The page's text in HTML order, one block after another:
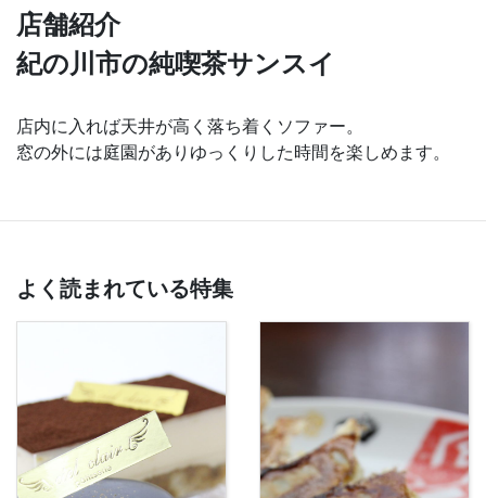
店舗紹介
紀の川市の純喫茶サンスイ
店内に入れば天井が高く落ち着くソファー。
窓の外には庭園がありゆっくりした時間を楽しめます。
よく読まれている特集